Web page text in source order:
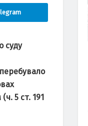
суду
5 ст. 191